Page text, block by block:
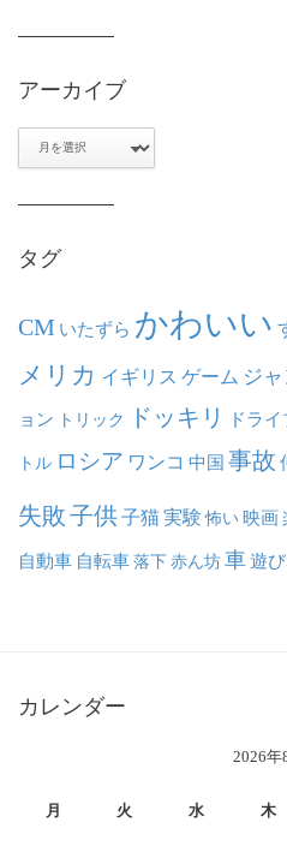
アーカイブ
タグ
CM いたずら かわいい
メリカ イギリス ゲーム ジ
ョン トリック ドッキリ ドラ
トル ロシア ワンコ 中国 事故
失敗子供子猫実験 怖い映画
自動車 自転車落下赤ん坊車遊び
カレンダー
2026年
月 火 水 木